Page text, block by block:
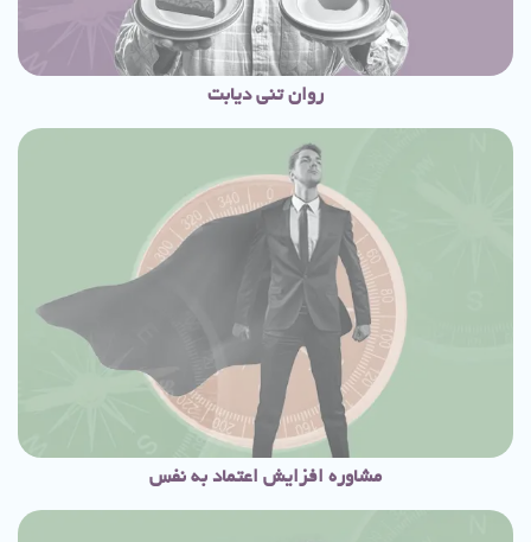
روان تنی دیابت
مشاوره افزایش اعتماد به نفس